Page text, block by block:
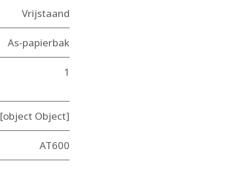
Vrijstaand
As-papierbak
1
[object Object]
AT600